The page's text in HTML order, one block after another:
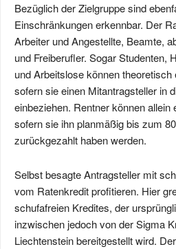
Bezüglich der Zielgruppe sind
Einschränkungen erkennbar. Der
Arbeiter und Angestellte, Beamte,
und Freiberufler. Sogar Studenten,
und Arbeitslose können theoretisch
sofern sie einen Mitantragsteller in
einbeziehen. Rentner können allein
sofern sie ihn planmäßig bis zum
zurückgezahlt haben werden.
Selbst besagte Antragsteller mit
vom Ratenkredit profitieren. Hier
schufafreien Kredites, der
inzwischen jedoch von der Sigma
Liechtenstein bereitgestellt wird.